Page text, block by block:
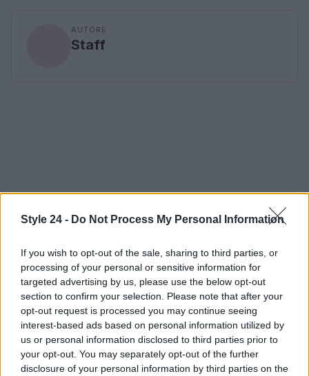
Style 24 - Do Not Process My Personal Information
If you wish to opt-out of the sale, sharing to third parties, or
processing of your personal or sensitive information for
targeted advertising by us, please use the below opt-out
section to confirm your selection. Please note that after your
opt-out request is processed you may continue seeing
interest-based ads based on personal information utilized by
us or personal information disclosed to third parties prior to
your opt-out. You may separately opt-out of the further
disclosure of your personal information by third parties on the
AUTORE
Staff